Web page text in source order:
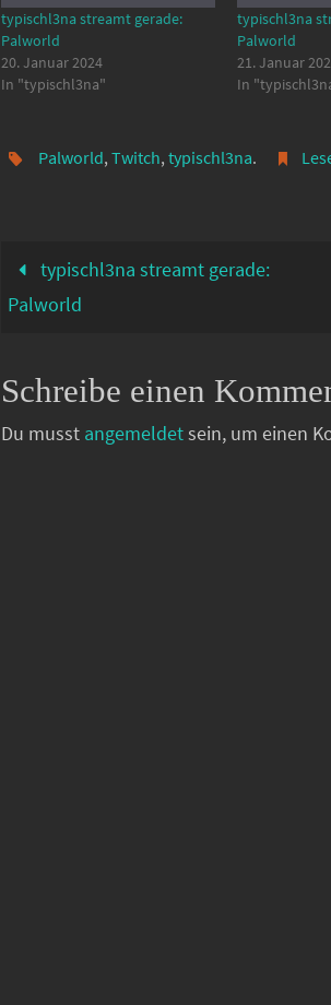
typischl3na streamt gerade:
Palworld
20. Januar 2024
In "typischl3na"
typischl3na
Palworld
21. Januar
In
Palworld, Twitch, typischl3na.
typischl3na streamt gerade:
Palworld
Schreibe einen
Du musst angemeldetsein, um einen